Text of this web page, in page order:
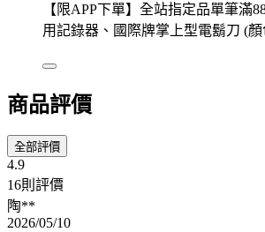
【限APP下單】全站指定品單筆滿
用記錄器、國際牌掌上型電鬍刀 (
商品評價
全部評價
4.9
16則評價
陶**
2026/05/10